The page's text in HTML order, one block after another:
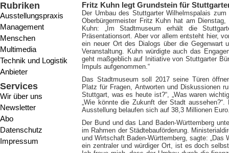
Rubriken
Ausstellungspraxis
Management
Menschen
Multimedia
Technik und Logistik
Anbieter
Services
Wir über uns
Newsletter
Abo
Datenschutz
Impressum
Fritz Kuhn legt Grundstein für
Der Umbau des Stuttgarter Wilhelmspalais
Oberbürgermeister Fritz Kuhn hat am
Kuhn: „Im Stadtmuseum erhält die
Präsentationsort. Aber vor allem entsteht hier,
ein neuer Ort des Dialogs über die Gegenwart
Veranstaltung. Kuhn würdigte auch das
geht maßgeblich auf Initiative von Stuttgarter
Impuls aufgenommen.“
Das Stadtmuseum soll 2017 seine Türen
Platz für Fragen, Antworten und Diskussionen
Stuttgart, was es heute ist?“, „Was waren
„Wie könnte die Zukunft der Stadt
Ausstellung belaufen sich auf 38,3 Millionen
Der Bund und das Land Baden-Württemberg
im Rahmen der Städtebauförderung.
und Wirtschaft Baden-Württemberg, sagte:
ein zentraler und würdiger Ort, ist es doch